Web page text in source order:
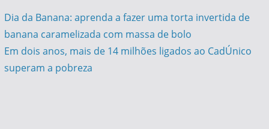
Navegação
de
Post
Dia da Banana: aprenda a fazer uma torta invertida de
banana caramelizada com massa de bolo
Em dois anos, mais de 14 milhões ligados ao CadÚnico
superam a pobreza